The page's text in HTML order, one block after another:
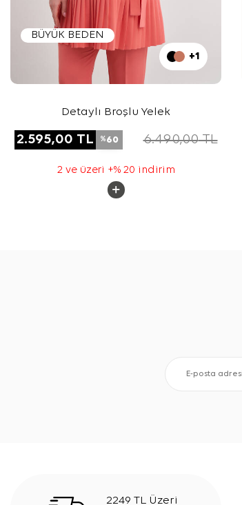
BÜYÜK BEDEN
+1
Detaylı Broşlu Yelek
2.595,00 TL %60 6.490,00TL
2 ve üzeri +% 20 indirim
2249 TL Üzeri